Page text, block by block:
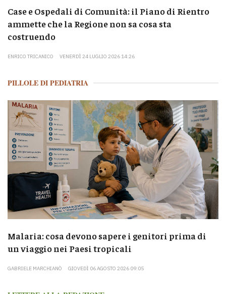
Case e Ospedali di Comunità: il Piano di Rientro
ammette che la Regione non sa cosa sta
costruendo
ENRICO TRICANICO VENERDÌ 24 LUGLIO 2026 14:26
PILLOLE DI PEDIATRIA
Malaria: cosa devono sapere i genitori prima di
un viaggio nei Paesi tropicali
GABRIELE MARCHIANÒ GIOVEDÌ 06 AGOSTO 2026 09:05